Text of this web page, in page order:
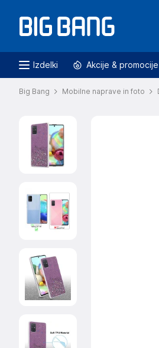
Izdelki Akcije & promocije
Big Bang Mobilne naprave in foto